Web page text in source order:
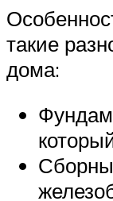
такие
дома: